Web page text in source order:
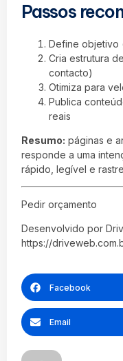
Passos
Define objetivo
Cria estrutura
contacto)
Otimiza para
Publica
reais
Resumo: páginas e
responde a uma
rápido, legível e
Pedir orçamento
Desenvolvido por
https://
Facebook
Email